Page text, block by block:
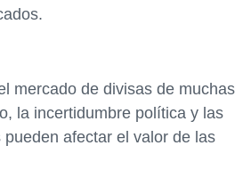
mercado de divisas de muchas
la incertidumbre política y las
afectar el valor de las